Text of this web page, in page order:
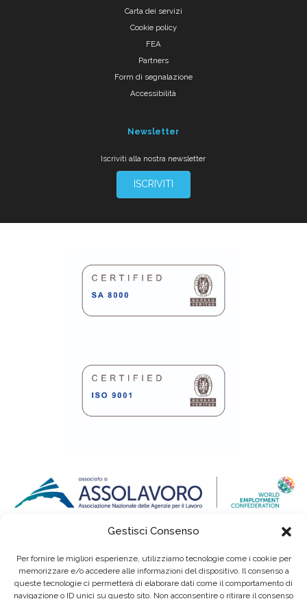
Gestisci Consenso
Per fornire le migliori esperienze, utilizziamo tecnologie come i cookie per
memorizzare e/o accedere alle informazioni del dispositivo. Il consenso a
queste tecnologie ci permetterà di elaborare dati come il comportamento di
navigazione o ID unici su questo sito. Non acconsentire o ritirare il consenso
Carta dei servizi
Cookie policy
FEA
Partners
Form di segnalazione
Accessibilità
Newsletter
Iscriviti alla nostra newsletter
ISCRIVITI